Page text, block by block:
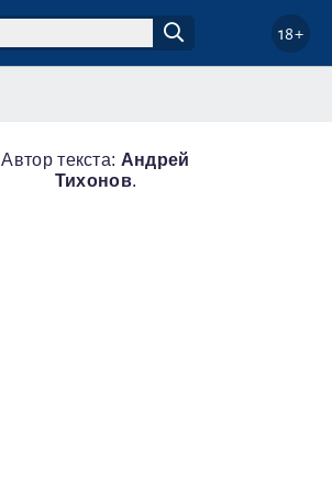
18+
Автор текста: Андрей
Тихонов.